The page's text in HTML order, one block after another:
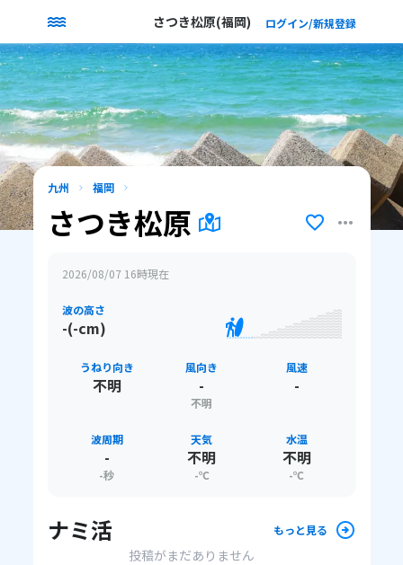
さつき松原(福岡) ログイン/新規登録
九州 福岡
さつき松原
2026/08/07 16時現在
波の高さ
-(-cm)
うねり向き
不明
風向き
-
不明
風速
-
波周期
-
-秒
天気
不明
-℃
水温
不明
-℃
ナミ活 もっと見る
投稿がまだありません